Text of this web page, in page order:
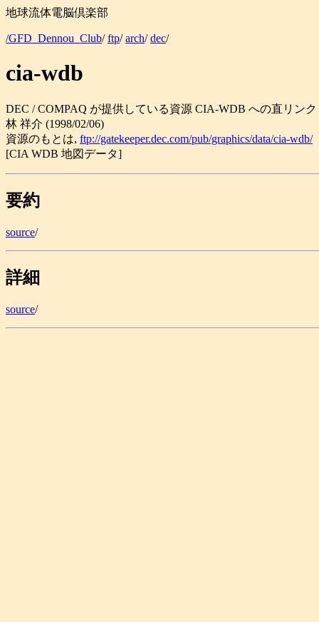
地球流体電脳倶楽部
/GFD_Dennou_Club/ftp/arch/dec/
cia-wdb
DEC / COMPAQ が提供している資源 CIA-WDB への直リンク
林 祥介 (1998/02/06)
資源のもとは, ftp://gatekeeper.dec.com/pub/graphics/data/cia-wdb/
[CIA WDB 地図データ]
要約
source/
詳細
source/